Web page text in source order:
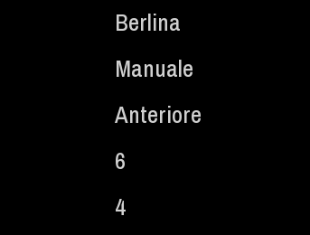
Berlina
Manuale
Anteriore
6
4